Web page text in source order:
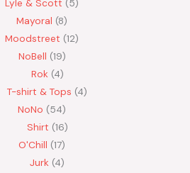
Lyle & Scott
5
Mayoral 8
Moodstreet 12
NoBell 19
Rok 4
T-shirt & Tops 4
NoNo
54
Shirt 16
O'Chill 17
Jurk 4